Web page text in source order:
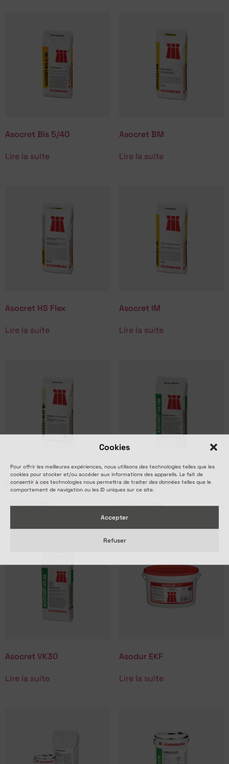
Cookies
Pour offrir les meilleures expériences, nous utilisons des technologies telles que les
cookies pour stocker et/ou accéder aux informations des appareils. Le fait de
consentir à ces technologies nous permettra de traiter des données telles que le
comportement de navigation ou les ID uniques sur ce site.
Accepter
Refuser
Asocret Bis 5/40
Lire la suite
Asocret BM
Lire la suite
Asocret HS Flex
Lire la suite
Asocret IM
Lire la suite
Asocret M30
Lire la suite
Asocret VK100
Lire la suite
Asocret VK30
Lire la suite
Asodur EKF
Lire la suite